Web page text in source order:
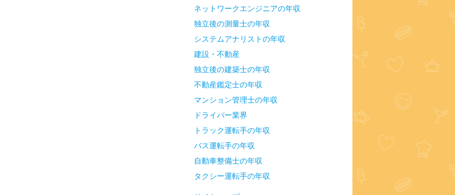
ネットワークエンジニアの年収
独立後の測量士の年収
システムアナリストの年収
建設・不動産
独立後の建築士の年収
不動産鑑定士の年収
マンション管理士の年収
ドライバー業界
トラック運転手の年収
バス運転手の年収
自動車整備士の年収
タクシー運転手の年収